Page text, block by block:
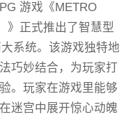
游戏《METRO
》正式推出了智慧型
系统。该游戏独特地
巧妙结合，为玩家打
。玩家在游戏里能够
迷宫中展开惊心动魄